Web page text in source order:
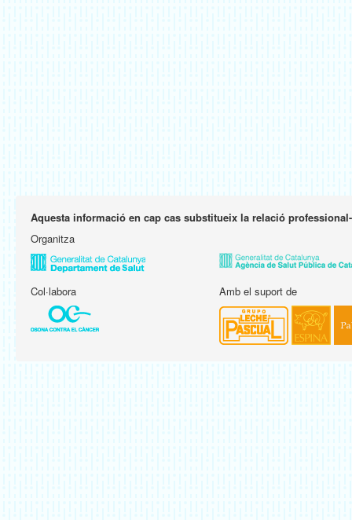
Aquesta informació en cap cas substitueix la relació
Organitza
Col·labora Amb el suport de